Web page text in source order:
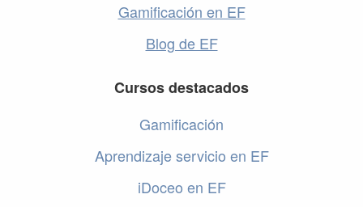
Gamificación en EF
Blog de EF
Cursos destacados
Gamificación
Aprendizaje servicio en EF
iDoceo en EF